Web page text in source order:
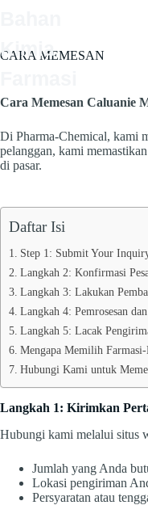
Kimia
CARA MEMESAN
Cara Memesan Caluanie
Di Pharma-Chemical, kami
pelanggan, kami
di pasar.
Daftar Isi
Step 1: Submit Your
Langkah 2: Konfirmasi
Langkah 3: Lakukan
Langkah 4: Pemrosesan
Langkah 5: Lacak
Mengapa Memilih
Hubungi Kami untuk
Langkah 1: Kirimkan
Hubungi kami melalui situs
Jumlah yang Anda
Lokasi pengiriman
Persyaratan atau